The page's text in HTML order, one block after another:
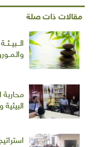
مقالات ذات صلة
محاربة